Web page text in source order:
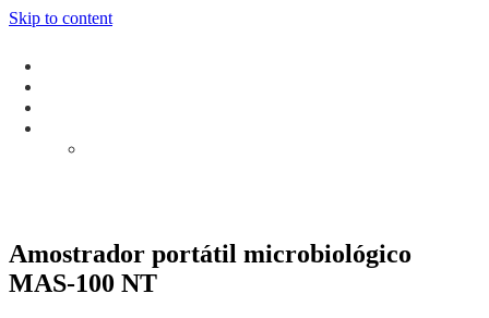
Skip to content
Amostrador portátil microbiológico
MAS-100 NT